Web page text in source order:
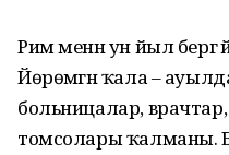
Рим менән ун йыл бергә
Йөрөмәгән ҡала –
больницалар, врачтар,
томсолары ҡалманы.